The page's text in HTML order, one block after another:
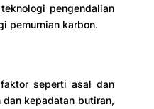
pengendalian
pemurnian karbon.
seperti asal dan
dan kepadatan butiran,